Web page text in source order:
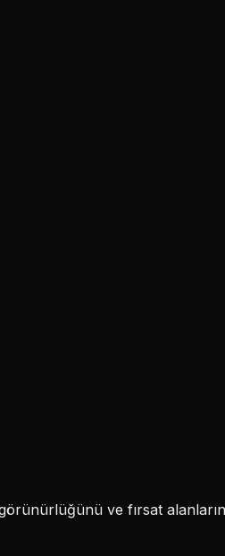
ve fırsat